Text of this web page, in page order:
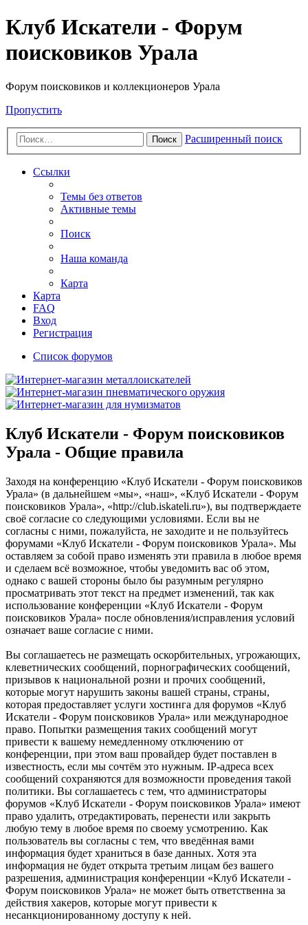
Клуб Искатели - Форум
поисковиков Урала
Форум поисковиков и коллекционеров Урала
Пропустить
Поиск Расширенный поиск
Ссылки
Темы без ответов
Активные темы
Поиск
Наша команда
Карта
Карта
FAQ
Вход
Регистрация
Список форумов
Клуб Искатели - Форум поисковиков
Урала - Общие правила
Заходя на конференцию «Клуб Искатели - Форум поисковиков
Урала» (в дальнейшем «мы», «наш», «Клуб Искатели - Форум
поисковиков Урала», «http://club.iskateli.ru»), вы подтверждаете
своё согласие со следующими условиями. Если вы не
согласны с ними, пожалуйста, не заходите и не пользуйтесь
форумами «Клуб Искатели - Форум поисковиков Урала». Мы
оставляем за собой право изменять эти правила в любое время
и сделаем всё возможное, чтобы уведомить вас об этом,
однако с вашей стороны было бы разумным регулярно
просматривать этот текст на предмет изменений, так как
использование конференции «Клуб Искатели - Форум
поисковиков Урала» после обновления/исправления условий
означает ваше согласие с ними.
Вы соглашаетесь не размещать оскорбительных, угрожающих,
клеветнических сообщений, порнографических сообщений,
призывов к национальной розни и прочих сообщений,
которые могут нарушить законы вашей страны, страны,
которая предоставляет услуги хостинга для форумов «Клуб
Искатели - Форум поисковиков Урала» или международное
право. Попытки размещения таких сообщений могут
привести к вашему немедленному отключению от
конференции, при этом ваш провайдер будет поставлен в
известность, если мы сочтём это нужным. IP-адреса всех
сообщений сохраняются для возможности проведения такой
политики. Вы соглашаетесь с тем, что администраторы
форумов «Клуб Искатели - Форум поисковиков Урала» имеют
право удалить, отредактировать, перенести или закрыть
любую тему в любое время по своему усмотрению. Как
пользователь вы согласны с тем, что введённая вами
информация будет храниться в базе данных. Хотя эта
информация не будет открыта третьим лицам без вашего
разрешения, администрация конференции «Клуб Искатели -
Форум поисковиков Урала» не может быть ответственна за
действия хакеров, которые могут привести к
несанкционированному доступу к ней.